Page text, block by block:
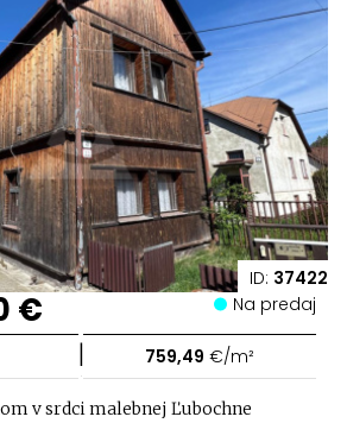
ID: 37422
€ Na predaj
| 759,49 €/m²
v srdci malebnej Ľubochne